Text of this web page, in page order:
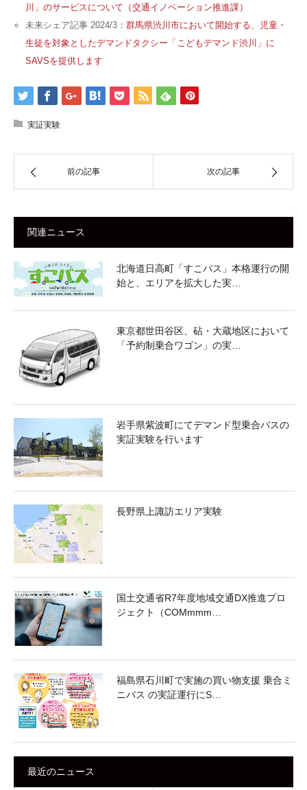
川」のサービスについて（交通イノベーション推進課）
未来シェア記事 2024/3： 群馬県渋川市において開始する、児童・
生徒を対象としたデマンドタクシー「こどもデマンド渋川」に
SAVSを提供します
実証実験
前の記事 次の記事
関連ニュース
北海道日高町「すこバス」本格運行の開
始と、エリアを拡大した実…
東京都世田谷区、砧・大蔵地区において
「予約制乗合ワゴン」の実…
岩手県紫波町にてデマンド型乗合バスの
実証実験を行います
長野県上諏訪エリア実験
国土交通省R7年度地域交通DX推進プロ
ジェクト（COMmmm…
福島県石川町で実施の買い物支援 乗合ミ
ニバス の実証運行にS…
最近のニュース